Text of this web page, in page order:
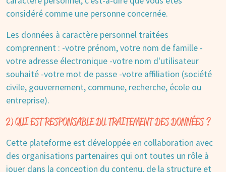
considéré comme une personne concernée.
Les données à caractère personnel traitées
comprennent : -votre prénom, votre nom de famille -
votre adresse électronique -votre nom d'utilisateur
souhaité -votre mot de passe -votre affiliation (société
civile, gouvernement, commune, recherche, école ou
entreprise).
2) QUI EST RESPONSABLE DU TRAITEMENT DES DONNÉES ?
Cette plateforme est développée en collaboration avec
des organisations partenaires qui ont toutes un rôle à
jouer dans la conception du contenu, de la structure et